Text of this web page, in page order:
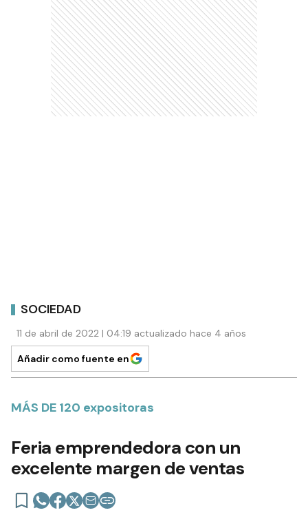
SOCIEDAD
11 de abril de 2022 | 04:19 actualizado hace 4 años
Añadir como fuente en
MÁS DE 120 expositoras
Feria emprendedora con un
excelente margen de ventas